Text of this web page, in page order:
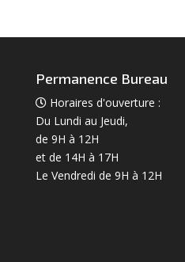
Permanence Bureau
Horaires d'ouverture :
Du Lundi au Jeudi,
de 9H à 12H
et de 14H à 17H
Le Vendredi de 9H à 12H